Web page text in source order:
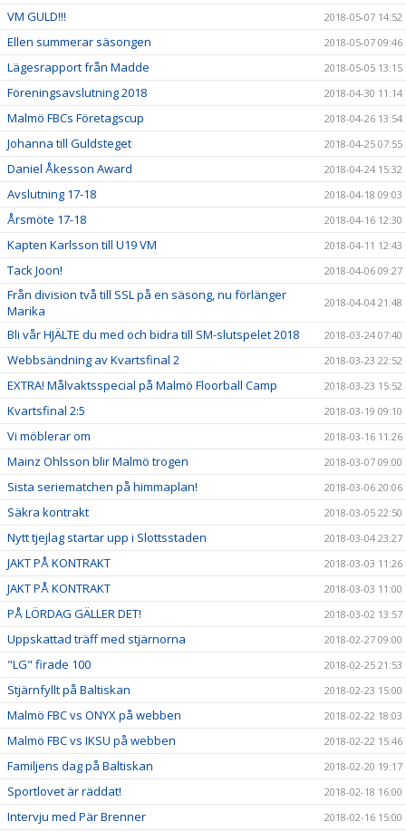
VM GULD!!! 2018-05-07 14:52
Ellen summerar säsongen 2018-05-07 09:46
Lägesrapport från Madde 2018-05-05 13:15
Föreningsavslutning 2018 2018-04-30 11:14
Malmö FBCs Företagscup 2018-04-26 13:54
Johanna till Guldsteget 2018-04-25 07:55
Daniel Åkesson Award 2018-04-24 15:32
Avslutning 17-18 2018-04-18 09:03
Årsmöte 17-18 2018-04-16 12:30
Kapten Karlsson till U19 VM 2018-04-11 12:43
Tack Joon! 2018-04-06 09:27
Från division två till SSL på en säsong, nu förlänger
Marika
2018-04-04 21:48
Bli vår HJÄLTE du med och bidra till SM-slutspelet 2018 2018-03-24 07:40
Webbsändning av Kvartsfinal 2 2018-03-23 22:52
EXTRA! Målvaktsspecial på Malmö Floorball Camp 2018-03-23 15:52
Kvartsfinal 2:5 2018-03-19 09:10
Vi möblerar om 2018-03-16 11:26
Mainz Ohlsson blir Malmö trogen 2018-03-07 09:00
Sista seriematchen på himmaplan! 2018-03-06 20:06
Säkra kontrakt 2018-03-05 22:50
Nytt tjejlag startar upp i Slottsstaden 2018-03-04 23:27
JAKT PÅ KONTRAKT 2018-03-03 11:26
JAKT PÅ KONTRAKT 2018-03-03 11:00
PÅ LÖRDAG GÄLLER DET! 2018-03-02 13:57
Uppskattad träff med stjärnorna 2018-02-27 09:00
"LG" firade 100 2018-02-25 21:53
Stjärnfyllt på Baltiskan 2018-02-23 15:00
Malmö FBC vs ONYX på webben 2018-02-22 18:03
Malmö FBC vs IKSU på webben 2018-02-22 15:46
Familjens dag på Baltiskan 2018-02-20 19:17
Sportlovet är räddat! 2018-02-18 16:00
Intervju med Pär Brenner 2018-02-16 15:00